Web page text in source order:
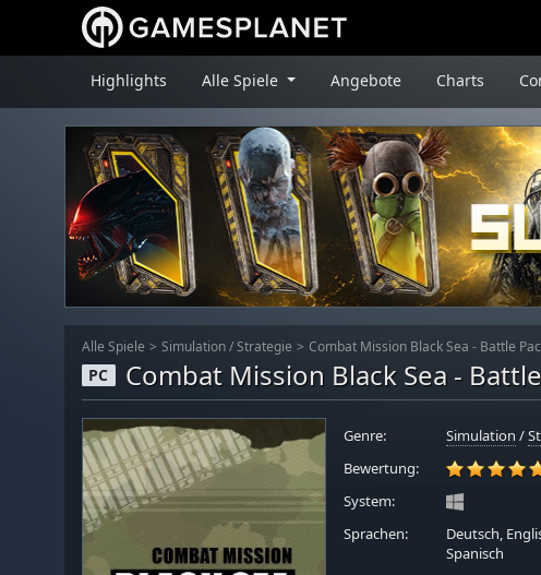
Highlights Alle Spiele Angebote Charts
Alle Spiele Simulation / Strategie Combat Mission Black Sea - Battle
PC Combat Mission Black Sea -
Genre: Simulation /
Bewertung:
System:
Sprachen:
Deutsch,
Spanisch